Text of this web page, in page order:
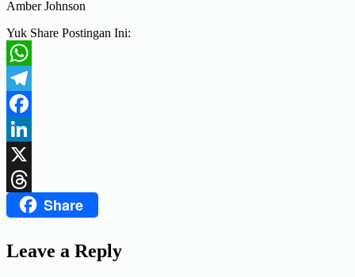
Amber Johnson
Yuk Share Postingan Ini:
WhatsApp
Telegram
Facebook
LinkedIn
X
ThreadsShare
Leave a Reply